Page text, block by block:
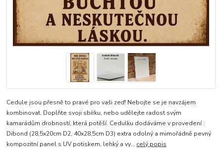
Cedule jsou přesně to pravé pro vaši zeď! Nebojte se je navzájem
kombinovat. Doplňte svoji sbírku, nebo udělejte radost svým
kamarádům drobností, která potěší. Cedulku dodáváme v provedení :
Dibond (28,5x20cm D2, 40x28,5cm D3) extra odolný a mimořádně pevný
kompozitní panel s UV potiskem, lehký a vy... celý popis